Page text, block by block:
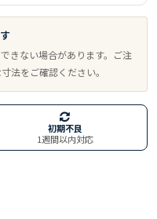
きない場合があります。ご注
法をご確認ください。
初期不良
1週間以内対応